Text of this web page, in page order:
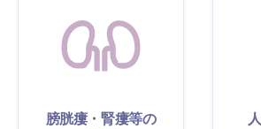
膀胱瘻・腎瘻等の